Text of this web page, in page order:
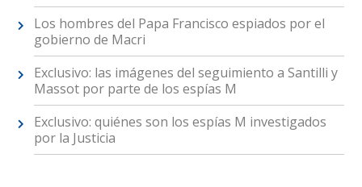
Los hombres del Papa Francisco espiados por el
gobierno de Macri
Exclusivo: las imágenes del seguimiento a Santilli y
Massot por parte de los espías M
Exclusivo: quiénes son los espías M investigados
por la Justicia